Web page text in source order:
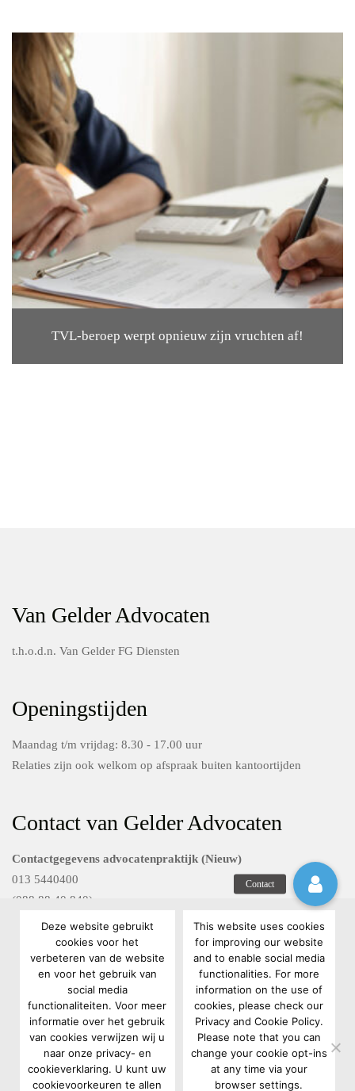
TVL-beroep werpt opnieuw zijn vruchten af!
Van Gelder Advocaten
t.h.o.d.n. Van Gelder FG Diensten
Openingstijden
Maandag t/m vrijdag: 8.30 - 17.00 uur
Relaties zijn ook welkom op afspraak buiten kantoortijden
Contact van Gelder Advocaten
Contactgegevens advocatenpraktijk (Nieuw)
013 5440400
(088 88 40 840)
Contactgegevens Van Gelder FG diensten
088 88 40 801
privacyrecht@vangelderadvocaten.nl
Copyright 2022 Van Gelder Advocaten | Algemene voorwaarden
Deze website gebruikt
cookies voor het
verbeteren van de website
en voor het gebruik van
social media
functionaliteiten. Voor meer
informatie over het gebruik
van cookies verwijzen wij u
naar onze privacy- en
cookieverklaring. U kunt uw
cookievoorkeuren te allen
This website uses cookies
for improving our website
and to enable social media
functionalities. For more
information on the use of
cookies, please check our
Privacy and Cookie Policy.
Please note that you can
change your cookie opt-ins
at any time via your
browser settings.